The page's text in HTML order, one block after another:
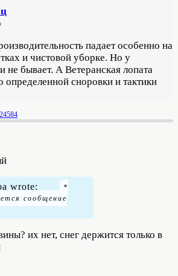
падает особенно на
и чистовой уборке. Но у
не бывает. А Ветеранская лопата
определенной сноровки и тактики
wrote:
их нет, снег держится только в